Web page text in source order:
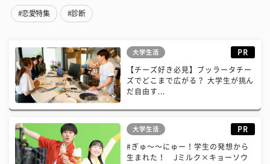
#恋愛特集 #診断
大学生活 PR
【チーズ好き必見】ブッラータチー
ズでどこまで広がる？ 大学生が挑ん
だ自由す...
大学生活 PR
#ぎゅ〜〜にゅー！学生の発想から
生まれた！ Jミルク×キョーソウ